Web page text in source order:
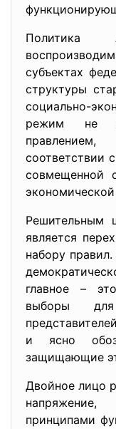
Политика
субъектах
структуры
социально-
режим не
соответствии
совмещенной
Решительным
является
набору
главное –
выборы для
и ясно
защищающие
Двойное лицо
принципами